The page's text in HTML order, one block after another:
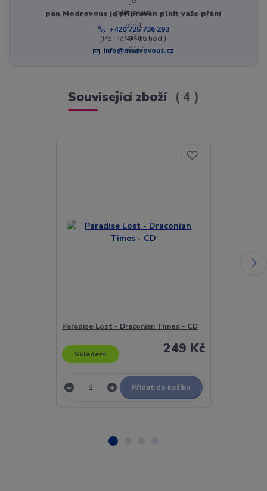
pan Modrovous je připraven plnit vaše přání
+420 725 736 293
(Po-Pá, 8 - 16 hod.)
info@modrovous.cz
Související zboží 4
Paradise Lost - Draconian Times - CD
249 Kč
Skladem
Přidat do košíku